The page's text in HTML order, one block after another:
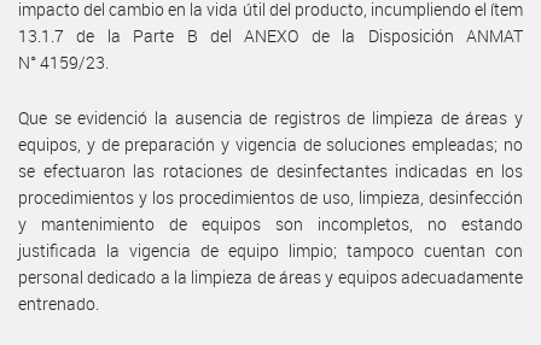
impacto del cambio en la vida útil del producto, incumpliendo el ítem
13.1.7 de la Parte B del ANEXO de la Disposición ANMAT
N° 4159/23.
Que se evidenció la ausencia de registros de limpieza de áreas y
equipos, y de preparación y vigencia de soluciones empleadas; no
se efectuaron las rotaciones de desinfectantes indicadas en los
procedimientos y los procedimientos de uso, limpieza, desinfección
y mantenimiento de equipos son incompletos, no estando
justificada la vigencia de equipo limpio; tampoco cuentan con
personal dedicado a la limpieza de áreas y equipos adecuadamente
entrenado.